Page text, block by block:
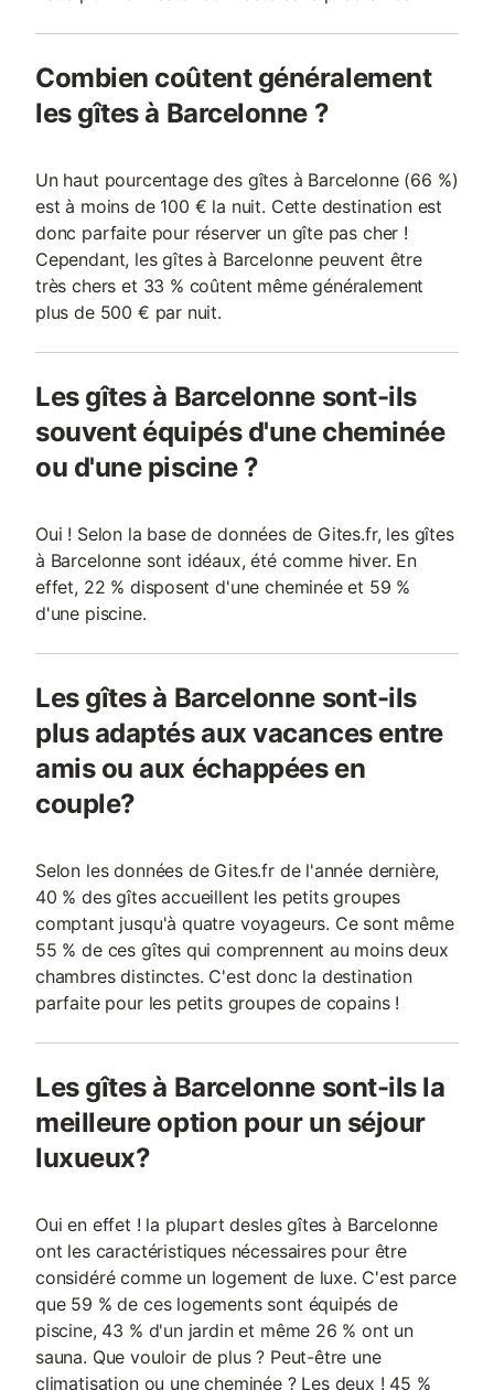
Combien coûtent généralement
les gîtes à Barcelonne ?
Un haut pourcentage des gîtes à Barcelonne (66 %)
est à moins de 100 € la nuit. Cette destination est
donc parfaite pour réserver un gîte pas cher !
Cependant, les gîtes à Barcelonne peuvent être
très chers et 33 % coûtent même généralement
plus de 500 € par nuit.
Les gîtes à Barcelonne sont-ils
souvent équipés d'une cheminée
ou d'une piscine ?
Oui ! Selon la base de données de Gites.fr, les gîtes
à Barcelonne sont idéaux, été comme hiver. En
effet, 22 % disposent d'une cheminée et 59 %
d'une piscine.
Les gîtes à Barcelonne sont-ils
plus adaptés aux vacances entre
amis ou aux échappées en
couple?
Selon les données de Gites.fr de l'année dernière,
40 % des gîtes accueillent les petits groupes
comptant jusqu'à quatre voyageurs. Ce sont même
55 % de ces gîtes qui comprennent au moins deux
chambres distinctes. C'est donc la destination
parfaite pour les petits groupes de copains !
Les gîtes à Barcelonne sont-ils la
meilleure option pour un séjour
luxueux?
Oui en effet ! la plupart desles gîtes à Barcelonne
ont les caractéristiques nécessaires pour être
considéré comme un logement de luxe. C'est parce
que 59 % de ces logements sont équipés de
piscine, 43 % d'un jardin et même 26 % ont un
sauna. Que vouloir de plus ? Peut-être une
climatisation ou une cheminée ? Les deux ! 45 %